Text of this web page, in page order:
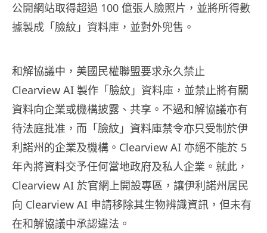
公開網站取得超過 100 億張人臉照片，並將所得數
據製成「臉紋」資料庫，並對外兜售。
和解協議中，美國民權聯盟要求永久禁止
Clearview AI 製作「臉紋」資料庫，並禁止將有關
資料向企業或機構披露、共享。不過和解協議亦有
待法庭批准，而「臉紋」資料庫禁令亦只受制於伊
利諾州的企業及機構。Clearview AI 亦絕不能於 5
年內將資料交予任何當地政府及私人企業。就此，
Clearview AI 於官網上開設專區，讓伊利諾州居民
向 Clearview AI 申請移除其生物辨識資訊，但未有
在和解協議中承認違法。